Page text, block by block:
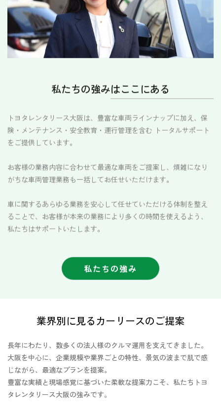
私たちの強みはここにある
トヨタレンタリース大阪は、豊富な車両ラインナップに加え、保
険・メンテナンス・安全教育・運行管理を含む トータルサポート
をご提供しています。
お客様の業務内容に合わせて最適な車両をご提案し、煩雑になり
がちな車両管理業務も一括してお任せいただけます。
車に関するあらゆる業務を安心して任せていただける体制を整え
ることで、お客様が本来の業務により多くの時間を使えるよう、
私たちはサポートいたします。
私たちの強み
業界別に見るカーリースのご提案
長年にわたり、数多くの法人様のクルマ運用を支えてきました。
大阪を中心に、企業規模や業界ごとの特性、景気の波まで肌で感
じながら、最適なプランを提案。
豊富な実績と現場感覚に基づいた柔軟な提案力こそ、私たちトヨ
タレンタリース大阪の強みです。